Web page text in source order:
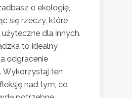
o ekologię,
się rzeczy, które
dla innych.
to idealny
odgracenie
Wykorzystaj ten
nad tym, co